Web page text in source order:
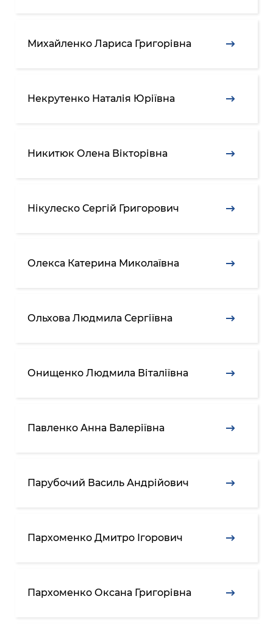
Михайленко Лариса Григорівна
Некрутенко Наталія Юріївна
Никитюк Олена Вікторівна
Нікулеско Сергій Григорович
Олекса Катерина Миколаївна
Ольхова Людмила Сергіївна
Онищенко Людмила Віталіївна
Павленко Анна Валеріївна
Парубочий Василь Андрійович
Пархоменко Дмитро Ігорович
Пархоменко Оксана Григорівна